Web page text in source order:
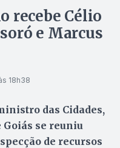
recebe Célio
e Marcus
18h38
das Cidades,
se reuniu
de recursos